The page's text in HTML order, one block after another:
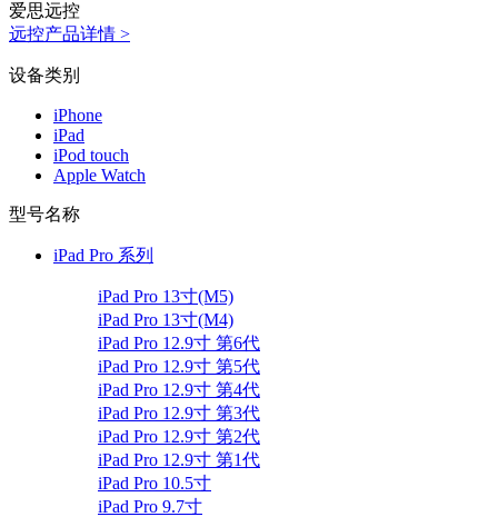
爱思远控
远控产品详情 >
设备类别
iPhone
iPad
iPod touch
Apple Watch
型号名称
iPad Pro 系列
iPad Pro 13寸(M5)
iPad Pro 13寸(M4)
iPad Pro 12.9寸 第6代
iPad Pro 12.9寸 第5代
iPad Pro 12.9寸 第4代
iPad Pro 12.9寸 第3代
iPad Pro 12.9寸 第2代
iPad Pro 12.9寸 第1代
iPad Pro 10.5寸
iPad Pro 9.7寸